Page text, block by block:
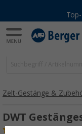
Zelt-Gestänge &
DWT